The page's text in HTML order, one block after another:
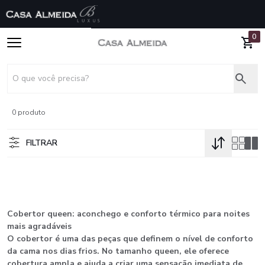
0
0 produto
FILTRAR
Cobertor queen: aconchego e conforto térmico para noites
mais agradáveis
O cobertor é uma das peças que definem o nível de conforto
da cama nos dias frios. No tamanho queen, ele oferece